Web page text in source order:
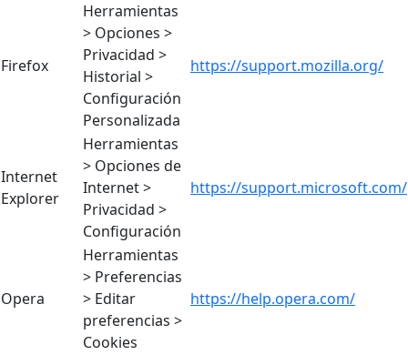
Firefox
Herramientas
> Opciones >
Privacidad >
Historial >
Configuración
Personalizada
https://support.mozilla.org/
Internet
Explorer
Herramientas
> Opciones de
Internet >
Privacidad >
Configuración
https://support.microsoft.com/
Opera
Herramientas
> Preferencias
> Editar
preferencias >
Cookies
https://help.opera.com/